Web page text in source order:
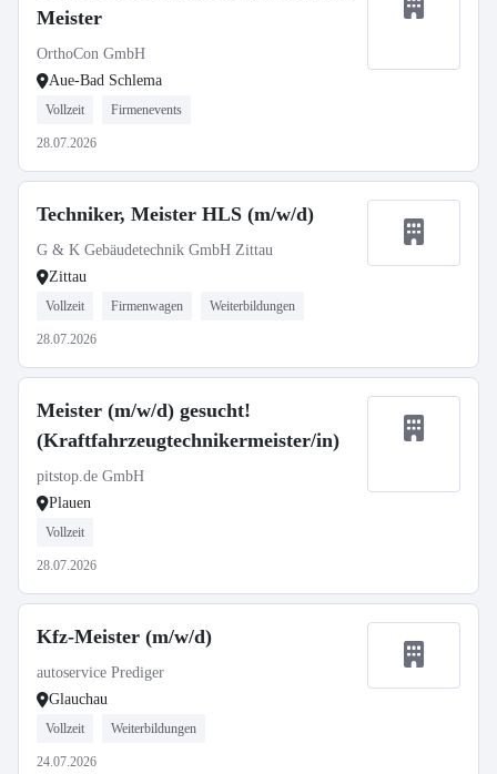
Meister
OrthoCon GmbH
Aue-Bad Schlema
Vollzeit Firmenevents
28.07.2026
Techniker, Meister HLS (m/w/d)
G & K Gebäudetechnik GmbH Zittau
Zittau
Vollzeit Firmenwagen Weiterbildungen
28.07.2026
Meister (m/w/d) gesucht!
(Kraftfahrzeugtechnikermeister/in)
pitstop.de GmbH
Plauen
Vollzeit
28.07.2026
Kfz-Meister (m/w/d)
autoservice Prediger
Glauchau
Vollzeit Weiterbildungen
24.07.2026